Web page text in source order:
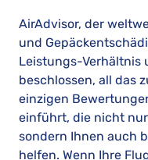
AirAdvisor, der
und
Leistungs-Verhältnis
beschlossen, all das
einzigen
einführt, die nicht
sondern Ihnen auch
helfen. Wenn Ihre